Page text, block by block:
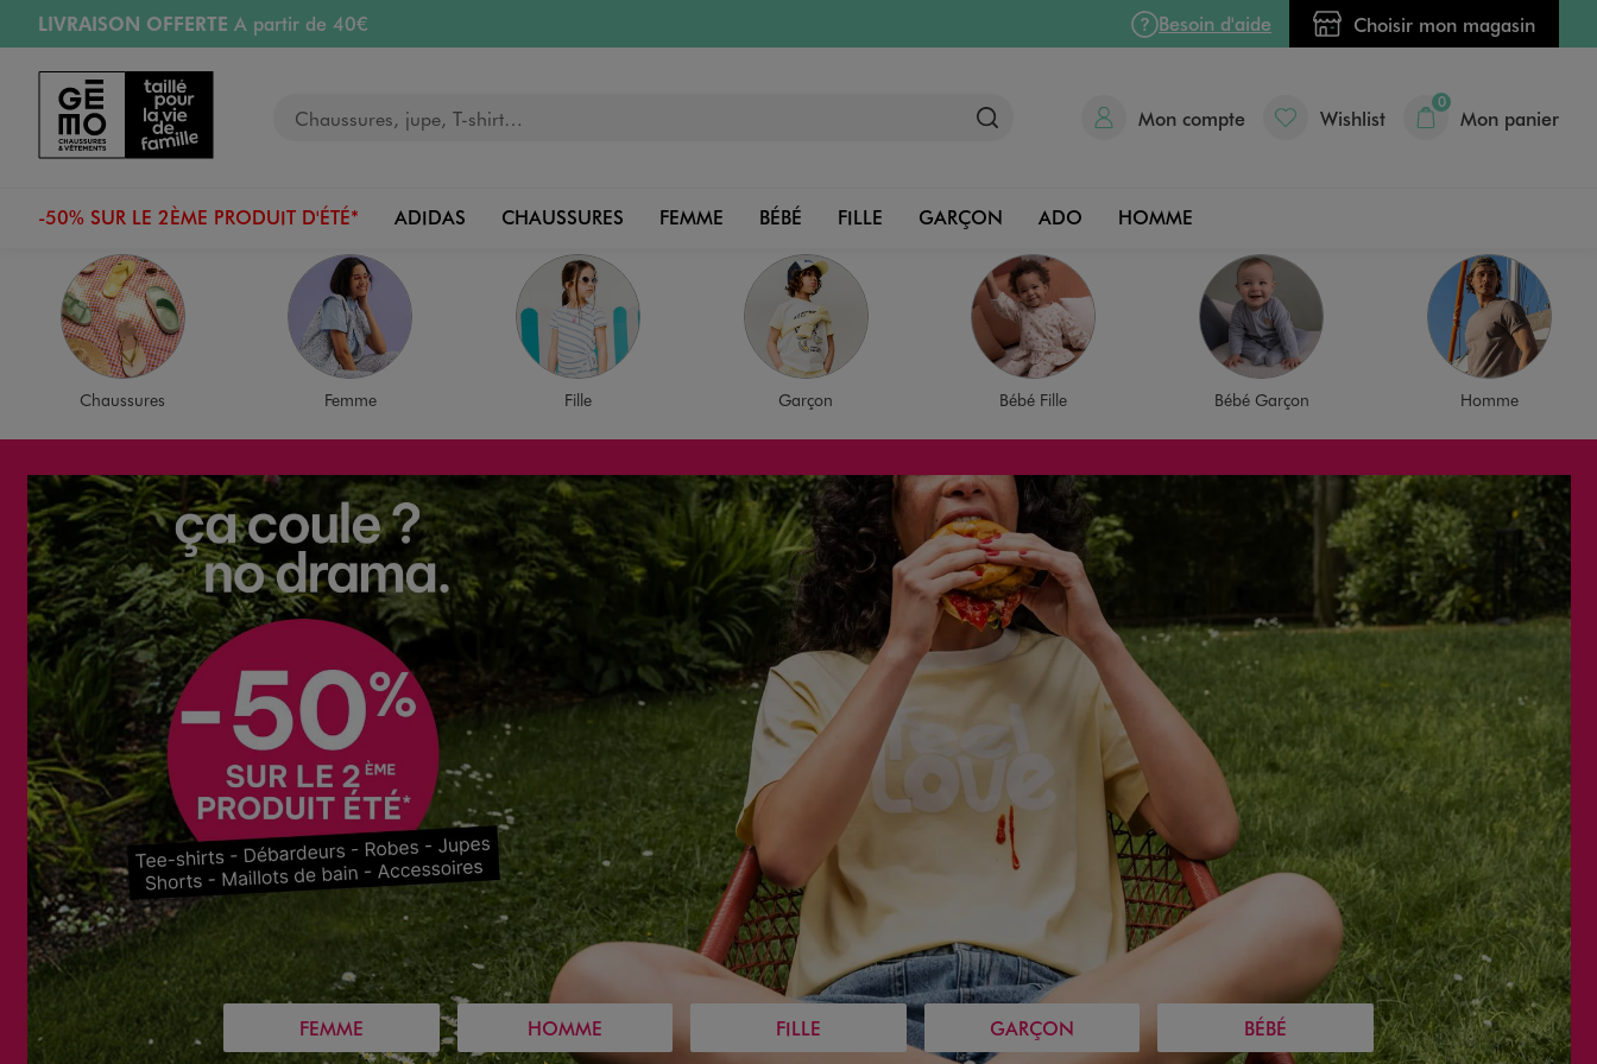
Aller au contenu principal
Aller à la navigation
LIVRAISON OFFERTE A partir de 40€
RETRAIT ET LIVRAISON OFFERTE
PAYEZ EN 3x SANS FRAIS
dès 50€
Retours OFFERTSpendant 30 jours
Besoin d'aide Choisir mon magasin
Mon compte Wishlist
0
Mon panier
-50% SUR LE 2ÈME PRODUIT D'ÉTÉ* ADIDAS CHAUSSURES FEMME BÉBÉ FILLE GARÇON ADO HOMME
Chaussures Femme Fille Garçon Bébé Fille Bébé Garçon Homme
FEMME HOMME FILLE GARÇON BÉBÉ